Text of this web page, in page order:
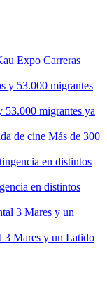
Expo Carreras
53.000 migrantes ya
Más de 300
en distintos
3 Mares y un Latido